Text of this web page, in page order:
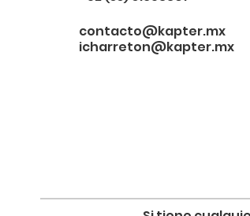
contacto@kapter.mx
icharreton@kapter.mx